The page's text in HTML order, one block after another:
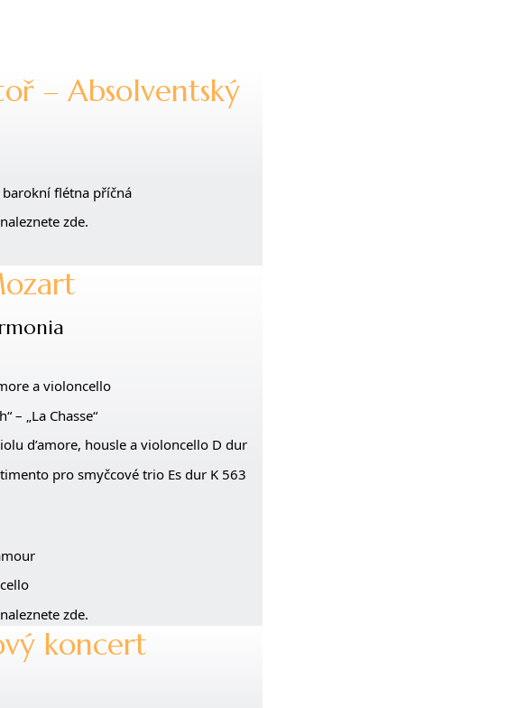
– Absolventský
flétna příčná
zde.
a violoncello
– „La Chasse“
d’amore, housle a violoncello D dur
pro smyčcové trio Es dur K 563
zde.
koncert